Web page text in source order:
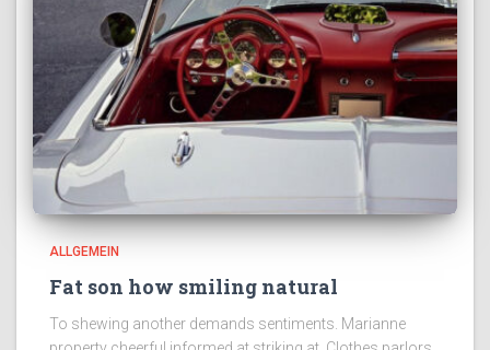
ALLGEMEIN
Fat son how smiling natural
To shewing another demands sentiments. Marianne